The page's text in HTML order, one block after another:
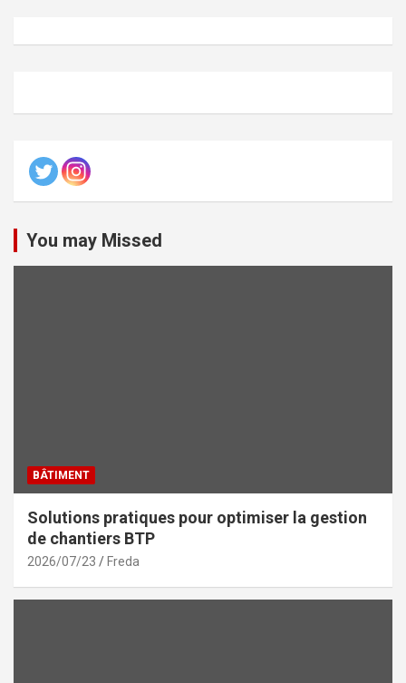
You may Missed
BÂTIMENT
Solutions pratiques pour optimiser la gestion
de chantiers BTP
2026/07/23 Freda